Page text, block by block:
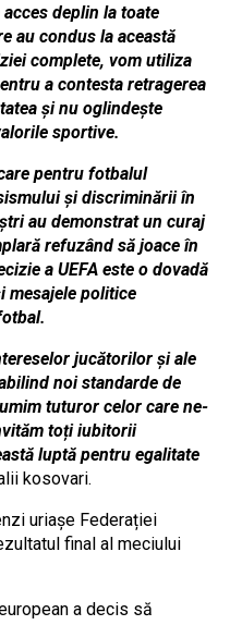
acces deplin la toate
au condus la această
complete, vom utiliza
a contesta retragerea
și nu oglindește
sportive.
pentru fotbalul
și discriminării în
au demonstrat un curaj
refuzând să joace în
a UEFA este o dovadă
mesajele politice
jucătorilor și ale
noi standarde de
tuturor celor care ne-
toți iubitorii
luptă pentru egalitate
kosovari.
uriașe Federației
final al meciului
a decis să